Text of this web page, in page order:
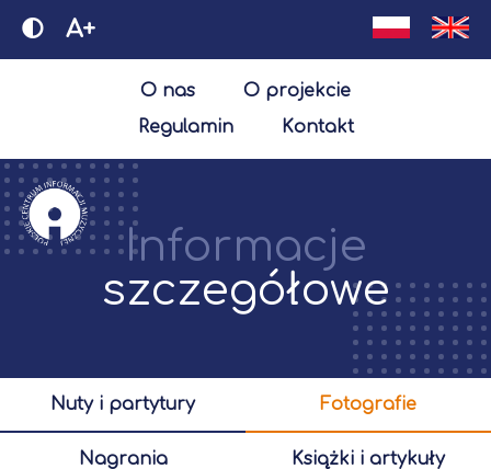
A+
O nas
O projekcie
Regulamin
Kontakt
Informacje
szczegółowe
nuty i partytury fotografie
nagrania książki i artykuły